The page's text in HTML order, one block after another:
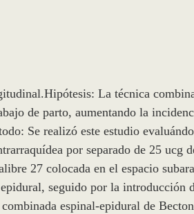
La técnica
de parto, aumentando la
Se realizó este estudio
por separado de 25 ucg
27 colocada en el espacio
seguido por la introducción
espinal-epidural de